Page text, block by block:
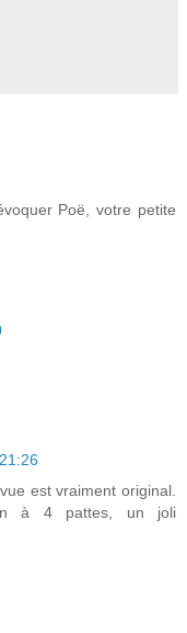
Poë, votre petite
est vraiment original.
à 4 pattes, un joli